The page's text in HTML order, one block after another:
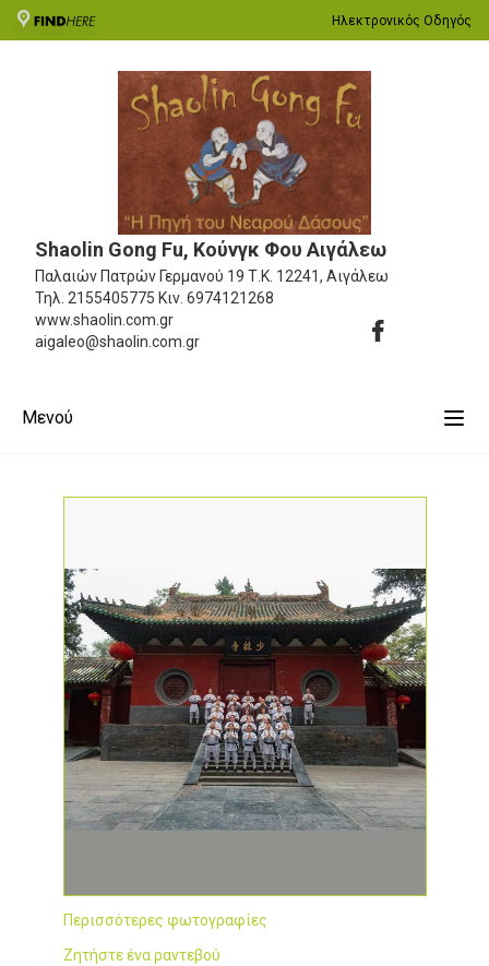
Ηλεκτρονικός Οδηγός
Shaolin Gong Fu, Κούνγκ Φου Αιγάλεω
Παλαιών Πατρών Γερμανού 19 Τ.Κ. 12241, Αιγάλεω
Τηλ. 2155405775 Κιν. 6974121268
www.shaolin.com.gr
aigaleo@shaolin.com.gr
Μενού
Περισσότερες φωτογραφίες
Ζητήστε ένα ραντεβού